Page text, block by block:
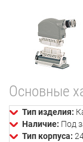
Основные
Тип изделия:
Наличие: Под
Тип корпуса: